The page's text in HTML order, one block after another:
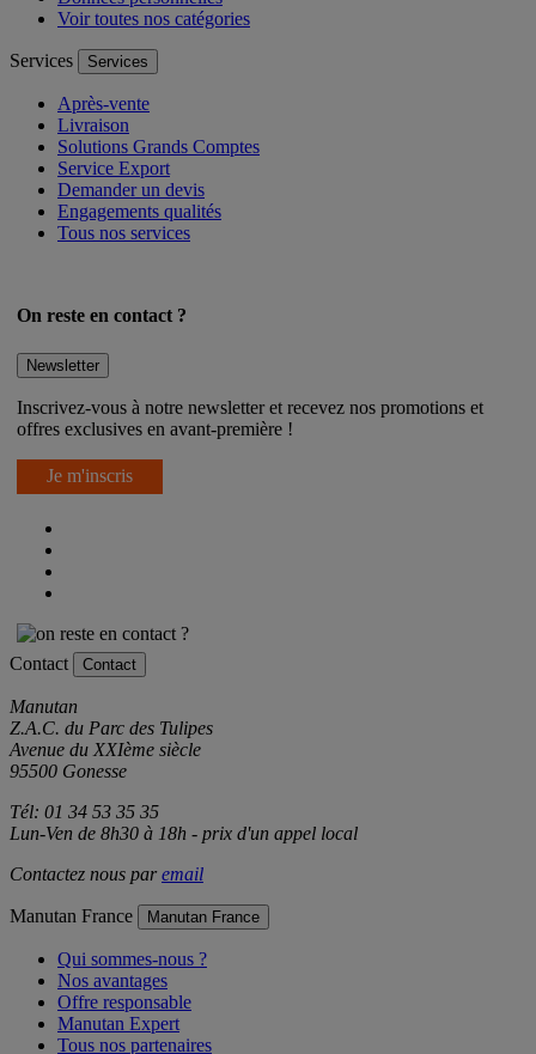
Voir toutes nos catégories
Services Services
Après-vente
Livraison
Solutions Grands Comptes
Service Export
Demander un devis
Engagements qualités
Tous nos services
On reste en contact ?
Newsletter
Inscrivez-vous à notre newsletter et recevez nos promotions et
offres exclusives en avant-première !
Je m'inscris
Contact Contact
Manutan
Z.A.C. du Parc des Tulipes
Avenue du XXIème siècle
95500 Gonesse
Tél: 01 34 53 35 35
Lun-Ven de 8h30 à 18h - prix d'un appel local
Contactez nous paremail
Manutan France Manutan France
Qui sommes-nous ?
Nos avantages
Offre responsable
Manutan Expert
Tous nos partenaires